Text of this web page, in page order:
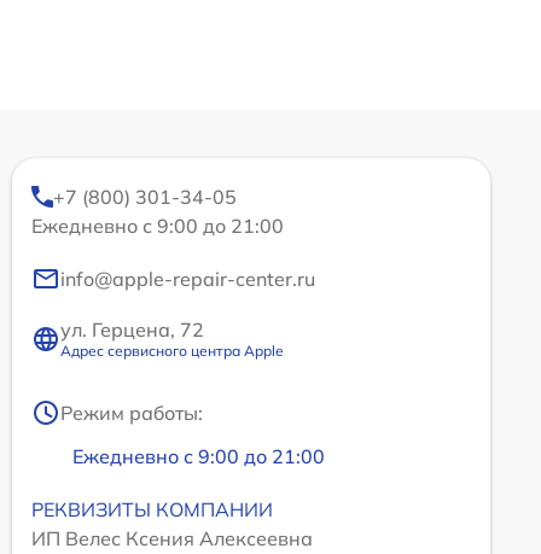
+7 (800) 301-34-05
Ежедневно с 9:00 до 21:00
info@apple-repair-center.ru
ул. Герцена, 72
Адрес сервисного центра Apple
Режим работы:
Ежедневно с 9:00 до 21:00
РЕКВИЗИТЫ КОМПАНИИ
ИП Велес Ксения Алексеевна